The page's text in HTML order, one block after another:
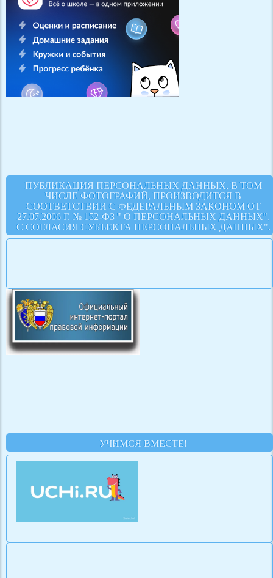
ПУБЛИКАЦИЯ ПЕРСОНАЛЬНЫХ ДАННЫХ, В ТОМ
ЧИСЛЕ ФОТОГРАФИЙ, ПРОИЗВОДИТСЯ В
СООТВЕТСТВИИ С ФЕДЕРАЛЬНЫМ ЗАКОНОМ ОТ
27.07.2006 Г. № 152-ФЗ " О ПЕРСОНАЛЬНЫХ ДАННЫХ",
С СОГЛАСИЯ СУБЪЕКТА ПЕРСОНАЛЬНЫХ ДАННЫХ".
УЧИМСЯ ВМЕСТЕ!